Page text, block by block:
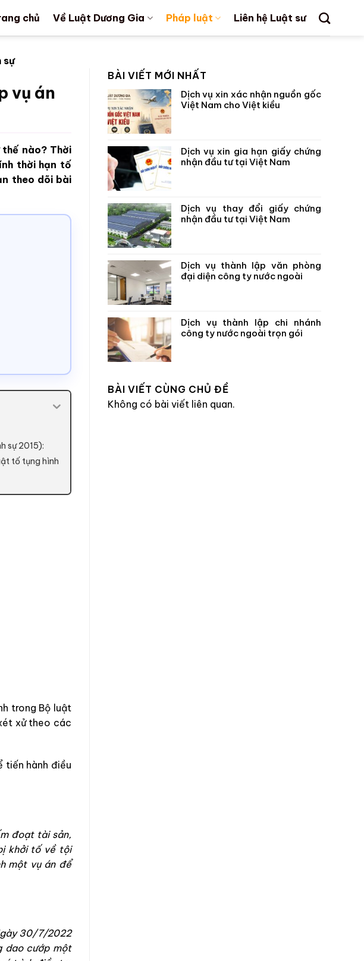
chủ Về Luật Dương Gia Pháp luật Liên hệ Luật sư
sự
vụ án
thế nào? Thời
thời hạn tố
theo dõi bài
sự 2015):
tố tụng hình
trong Bộ luật
xử theo các
tiến hành điều
đoạt tài sản,
khởi tố về tội
một vụ án để
30/7/2022
dao cướp một
BÀI VIẾT MỚI NHẤT
Dịch vụ xin xác nhận nguồn gốc
Việt Nam cho Việt kiều
Dịch vụ xin gia hạn giấy chứng
nhận đầu tư tại Việt Nam
Dịch vụ thay đổi giấy chứng
nhận đầu tư tại Việt Nam
Dịch vụ thành lập văn phòng
đại diện công ty nước ngoài
Dịch vụ thành lập chi nhánh
công ty nước ngoài trọn gói
BÀI VIẾT CÙNG CHỦ ĐỀ
Không có bài viết liên quan.